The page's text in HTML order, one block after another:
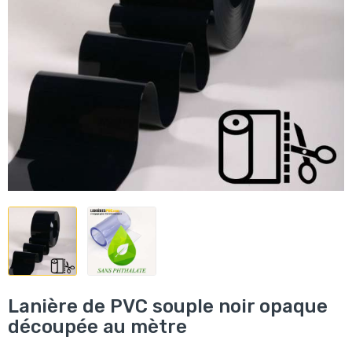
Lanière de PVC souple noir opaque
découpée au mètre